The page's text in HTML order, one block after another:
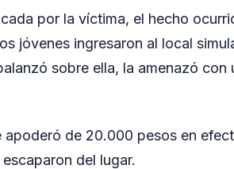
por la víctima, el hecho
jóvenes ingresaron al local
sobre ella, la amenazó con
apoderó de 20.000 pesos en
del lugar.